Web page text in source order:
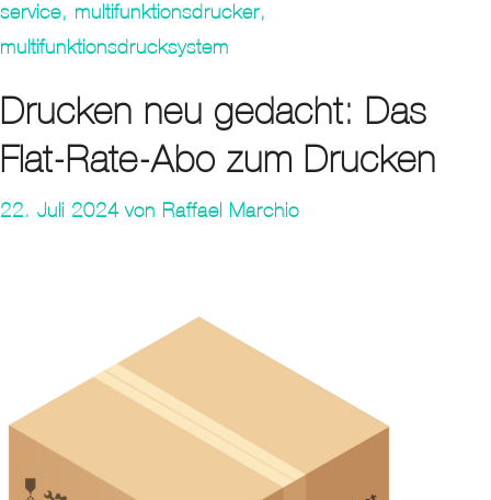
service, multifunktionsdrucker,
multifunktionsdrucksystem
Drucken neu gedacht: Das
Flat-Rate-Abo zum Drucken
22. Juli 2024 von Raffael Marchio